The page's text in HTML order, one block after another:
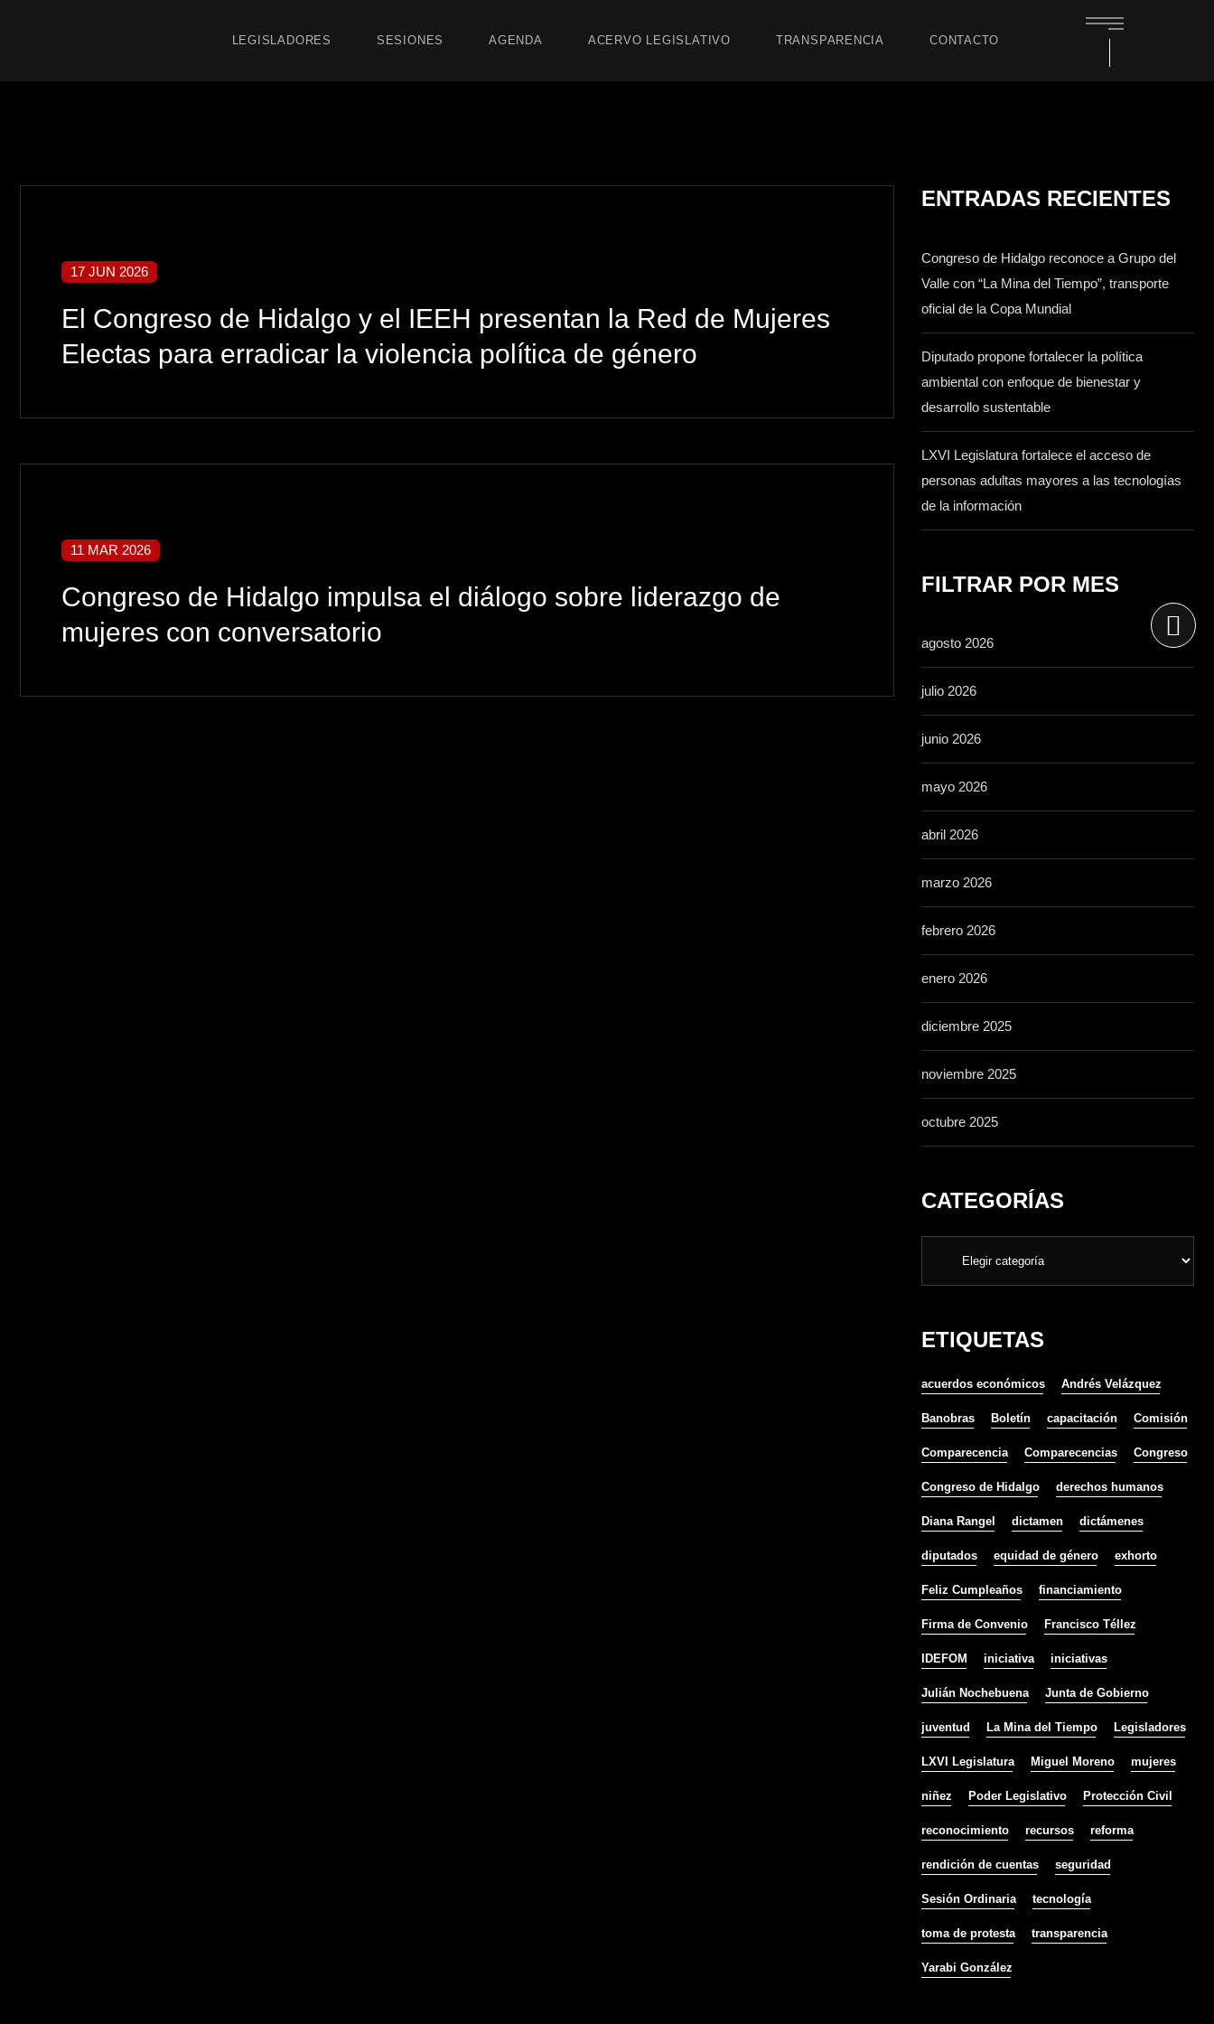
LEGISLADORES SESIONES AGENDA ACERVO LEGISLATIVO TRANSPARENCIA CONTACTO
17 JUN 2026
El Congreso de Hidalgo y el IEEH presentan la Red de Mujeres
Electas para erradicar la violencia política de género
11 MAR 2026
Congreso de Hidalgo impulsa el diálogo sobre liderazgo de
mujeres con conversatorio
ENTRADAS RECIENTES
Congreso de Hidalgo reconoce a Grupo del
Valle con “La Mina del Tiempo”, transporte
oficial de la Copa Mundial
Diputado propone fortalecer la política
ambiental con enfoque de bienestar y
desarrollo sustentable
LXVI Legislatura fortalece el acceso de
personas adultas mayores a las tecnologías
de la información
FILTRAR POR MES
agosto 2026
julio 2026
junio 2026
mayo 2026
abril 2026
marzo 2026
febrero 2026
enero 2026
diciembre 2025
noviembre 2025
octubre 2025
CATEGORÍAS
ETIQUETAS
acuerdos económicos Andrés Velázquez
Banobras Boletín capacitación Comisión
Comparecencia Comparecencias Congreso
Congreso de Hidalgo derechos humanos
Diana Rangel dictamen dictámenes
diputados equidad de género exhorto
Feliz Cumpleaños financiamiento
Firma de Convenio Francisco Téllez
IDEFOM iniciativa iniciativas
Julián Nochebuena Junta de Gobierno
juventud La Mina del Tiempo Legisladores
LXVI Legislatura Miguel Moreno mujeres
niñez Poder Legislativo Protección Civil
reconocimiento recursos reforma
rendición de cuentas seguridad
Sesión Ordinaria tecnología
toma de protesta transparencia
Yarabi González